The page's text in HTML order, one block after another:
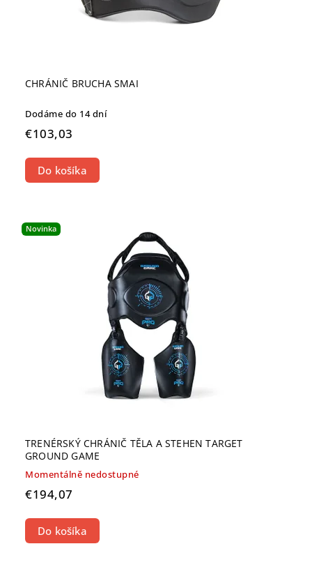
CHRÁNIČ BRUCHA SMAI
Dodáme do 14 dní
€103,03
Do košíka
Novinka
TRENÉRSKÝ CHRÁNIČ TĚLA A STEHEN TARGET
GROUND GAME
Momentálně nedostupné
€194,07
Do košíka